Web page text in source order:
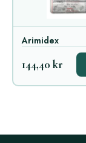
Arimidex
144,40 kr